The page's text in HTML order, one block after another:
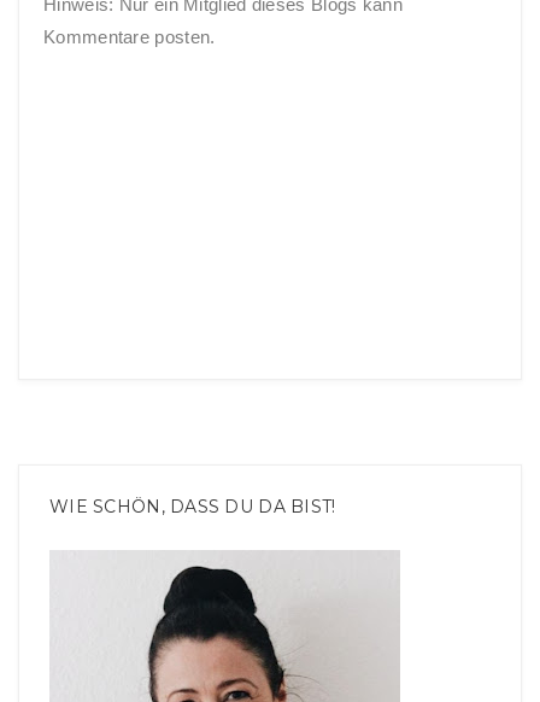
Kommentare posten.
WIE SCHÖN, DASS DU DA BIST!